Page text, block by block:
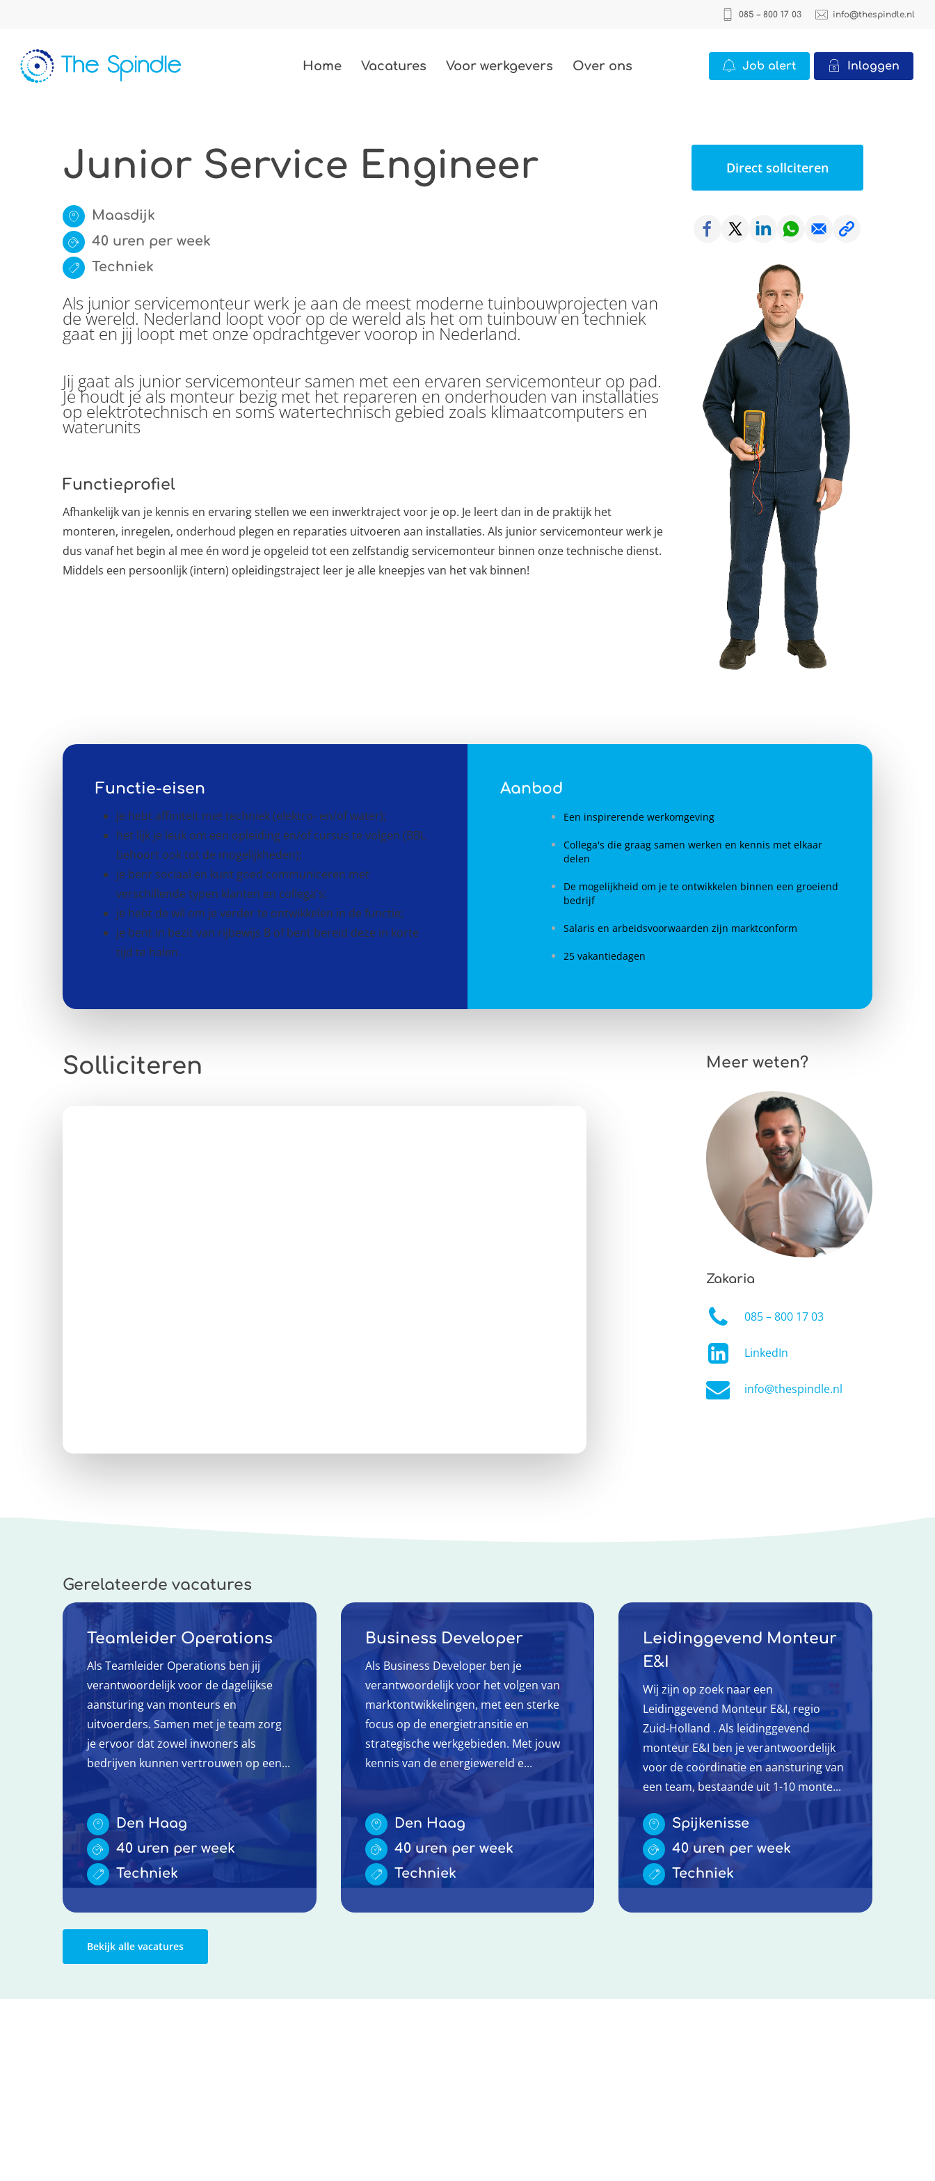
content
085 – 800 17 03 info@thespindle.nl
Home Vacatures
487 vacatures 2 vacatures
Bouw
Logistiek
3 vacatures
Voor werkgevers Over ons Job alert Inloggen
Junior Service Engineer
Maasdijk
40 uren per week
Techniek
Als junior servicemonteur werk je aan de meest moderne tuinbouwprojecten van
de wereld. Nederland loopt voor op de wereld als het om tuinbouw en techniek
gaat en jij loopt met onze opdrachtgever voorop in Nederland.
Jij gaat als junior servicemonteur samen met een ervaren servicemonteur op pad.
Je houdt je als monteur bezig met het repareren en onderhouden van installaties
op elektrotechnisch en soms watertechnisch gebied zoals klimaatcomputers en
waterunits
Functieprofiel
Afhankelijk van je kennis en ervaring stellen we een inwerktraject voor je op. Je leert dan in de praktijk het
monteren, inregelen, onderhoud plegen en reparaties uitvoeren aan installaties. Als junior servicemonteur werk je
dus vanaf het begin al mee én word je opgeleid tot een zelfstandig servicemonteur binnen onze technische dienst.
Middels een persoonlijk (intern) opleidingstraject leer je alle kneepjes van het vak binnen!
Direct sollciteren
Functie-eisen
Je hebt affiniteit met techniek (elektro- en/of water);
het lijk je leuk om een opleiding en/of cursus te volgen (BBL
behoort ook tot de mogelijkheden);
je bent sociaal en kunt goed communiceren met
verschillende typen klanten en collega's;
je hebt de wil om je verder te ontwikkelen in de functie;
je bent in bezit van rijbewijs B of bent bereid deze in korte
tijd te halen.
Aanbod
Een inspirerende werkomgeving
Collega's die graag samen werken en kennis met elkaar
delen
De mogelijkheid om je te ontwikkelen binnen een groeiend
bedrijf
Salaris en arbeidsvoorwaarden zijn marktconform
25 vakantiedagen
Solliciteren Meer weten?
Zakaria
085 – 800 17 03
LinkedIn
info@thespindle.nl
Gerelateerde vacatures
Teamleider Operations
Als Teamleider Operations ben jij
verantwoordelijk voor de dagelijkse
aansturing van monteurs en
uitvoerders. Samen met je team zorg
je ervoor dat zowel inwoners als
bedrijven kunnen vertrouwen op een...
Den Haag
40 uren per week
Techniek
Business Developer
Als Business Developer ben je
verantwoordelijk voor het volgen van
marktontwikkelingen, met een sterke
focus op de energietransitie en
strategische werkgebieden. Met jouw
kennis van de energiewereld e...
Den Haag
40 uren per week
Techniek
Leidinggevend Monteur
E&I
Wij zijn op zoek naar een
Leidinggevend Monteur E&I, regio
Zuid-Holland . Als leidinggevend
monteur E&I ben je verantwoordelijk
voor de coördinatie en aansturing van
een team, bestaande uit 1-10 monte...
Spijkenisse
40 uren per week
Techniek
Bekijk alle vacatures